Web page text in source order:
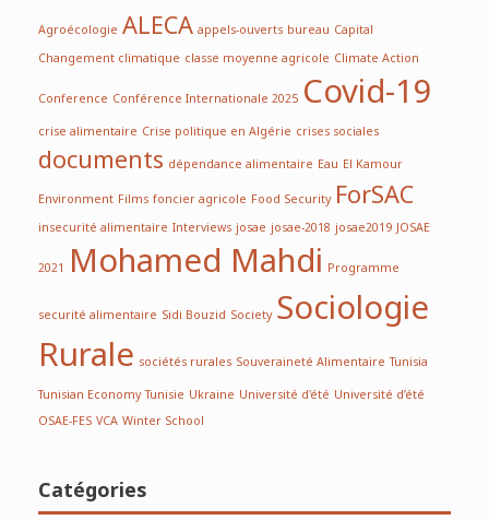
Agroécologie ALECAappels-ouverts bureau Capital
Changement climatique classe moyenne agricole Climate Action
Conference Conférence Internationale 2025 Covid-19
crise alimentaire Crise politique en Algérie crises sociales
documents dépendance alimentaire Eau El Kamour
Environment Filmsfoncier agricole Food Security ForSAC
insecurité alimentaire Interviewsjosae josae-2018 josae2019JOSAE
2021 Mohamed Mahdi Programme
securité alimentaire Sidi Bouzid Society Sociologie
Rurale sociétés rurales Souveraineté Alimentaire Tunisia
Tunisian EconomyTunisie Ukraine Université d'été Université d’été
OSAE-FESVCAWinter School
Catégories